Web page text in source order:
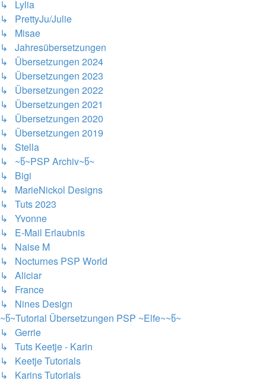
↳ Lylia
↳ PrettyJu/Julie
↳ Misae
↳ Jahresübersetzungen
↳ Übersetzungen 2024
↳ Übersetzungen 2023
↳ Übersetzungen 2022
↳ Übersetzungen 2021
↳ Übersetzungen 2020
↳ Übersetzungen 2019
↳ Stella
↳ ~წ~PSP Archiv~წ~
↳ Bigi
↳ MarieNickol Designs
↳ Tuts 2023
↳ Yvonne
↳ E-Mail Erlaubnis
↳ Naise M
↳ Nocturnes PSP World
↳ Aliciar
↳ France
↳ Nines Design
~წ~Tutorial Übersetzungen PSP ~Elfe~~წ~
↳ Gerrie
↳ Tuts Keetje - Karin
↳ Keetje Tutorials
↳ Karins Tutorials